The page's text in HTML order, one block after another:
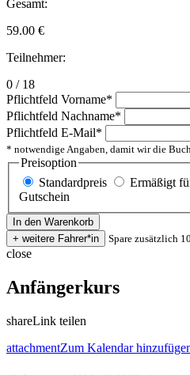
Gesamt:
59.00 €
Teilnehmer:
0 / 18
Pflichtfeld Vorname*
Pflichtfeld Nachname*
Pflichtfeld E-Mail*
* notwendige Angaben, damit wir die
Preisoption
Standardpreis
Ermäßigt
Gutschein
Spare zusätzlich
close
Anfängerkurs
shareLink teilen
attachmentZum Kalendar